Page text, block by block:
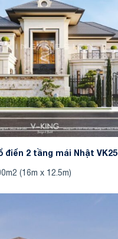
2 tầng mái Nhật
(16m x 12.5m)